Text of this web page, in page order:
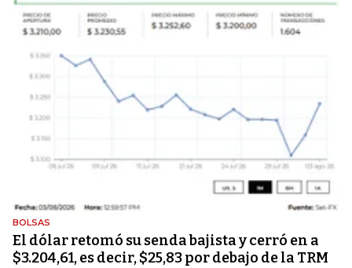
BOLSAS
El dólar retomó su senda bajista y cerró en a
$3.204,61, es decir, $25,83 por debajo de la TRM